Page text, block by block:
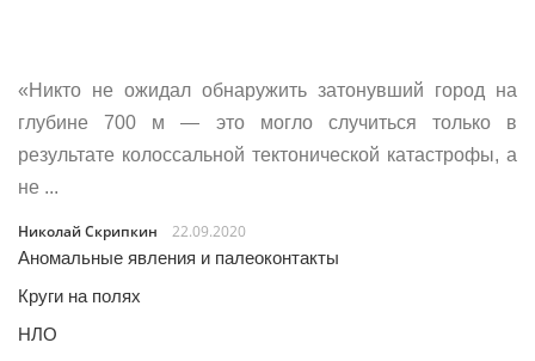
«Никто не ожидал обнаружить затонувший город на
глубине 700 м — это могло случиться только в
результате колоссальной тектонической катастрофы, а
не ...
Николай Скрипкин
22.09.2020
Аномальные явления и палеоконтакты
Круги на полях
НЛО